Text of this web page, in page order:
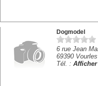
Dogmodel
6 rue Jean
69390 Vourles
Tél. :